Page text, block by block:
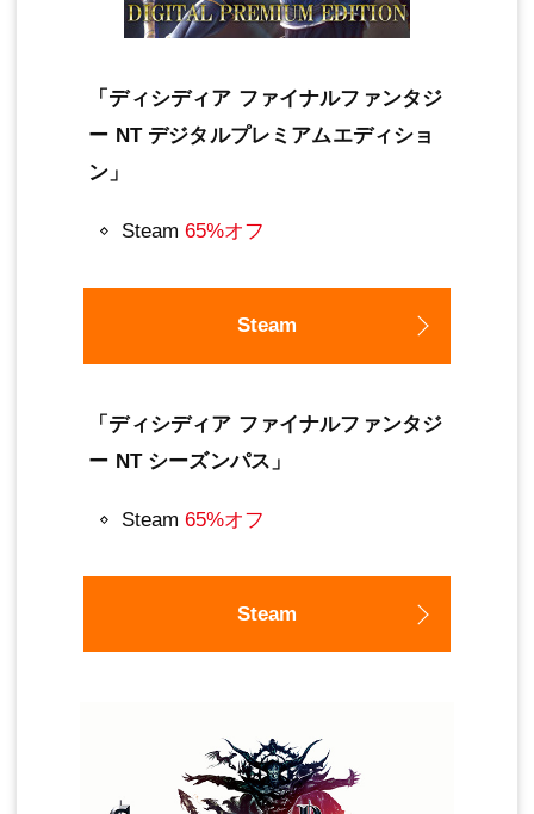
「ディシディア ファイナルファンタジ
ー NT デジタルプレミアムエディショ
ン」
Steam65%オフ
Steam
「ディシディア ファイナルファンタジ
ー NT シーズンパス」
Steam65%オフ
Steam